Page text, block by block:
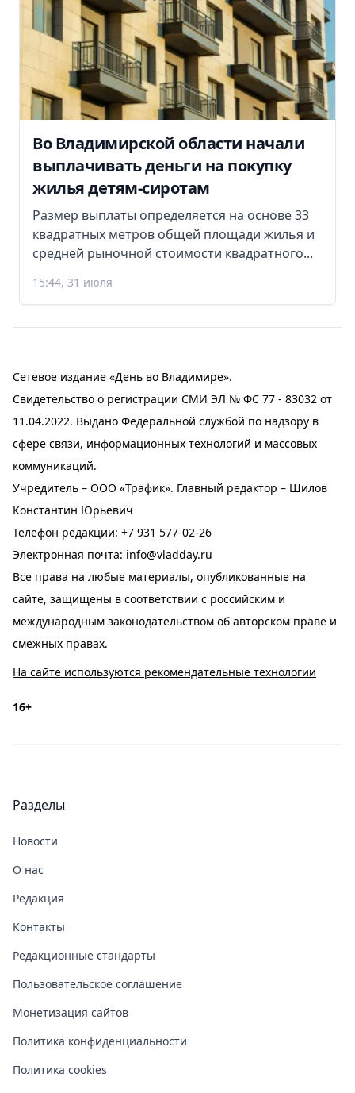
Во Владимирской области начали
выплачивать деньги на покупку
жилья детям-сиротам
Размер выплаты определяется на основе 33
квадратных метров общей площади жилья и
средней рыночной стоимости квадратного...
15:44, 31 июля
Сетевое издание «День во Владимире».
Свидетельство о регистрации СМИ ЭЛ № ФС 77 - 83032 от
11.04.2022. Выдано Федеральной службой по надзору в
сфере связи, информационных технологий и массовых
коммуникаций.
Учредитель – ООО «Трафик». Главный редактор – Шилов
Константин Юрьевич
Телефон редакции: +7 931 577-02-26
Электронная почта: info@vladday.ru
Все права на любые материалы, опубликованные на
сайте, защищены в соответствии с российским и
международным законодательством об авторском праве и
смежных правах.
На сайте используются рекомендательные технологии
16+
Разделы
Новости
О нас
Редакция
Контакты
Редакционные стандарты
Пользовательское соглашение
Монетизация сайтов
Политика конфиденциальности
Политика cookies